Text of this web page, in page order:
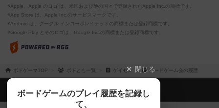
※Apple、Apple のロゴ は、米国および他の国々で登録されたApple Inc.の商標です。
※App Store は、Apple Inc.のサービスマークです。
※Android は、グーグル インコーポレイテッドの商標または登録商標です。
※Google Play とそのロゴは、Google Inc.の商標または登録商標です。
ボドゲーマTOP ボドとも一覧 ゲイセン ボードゲーム会の履歴
閉じる
ボードゲームのプレイ履歴を記録し
て、
ボドゲーマTOP